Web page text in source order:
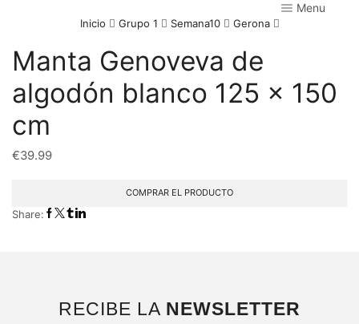
Menu
Inicio Grupo 1 Semana10 Gerona
Manta Genoveva de
algodón blanco 125 x 150
cm
€39.99
COMPRAR EL PRODUCTO
Share:
RECIBE LA NEWSLETTER